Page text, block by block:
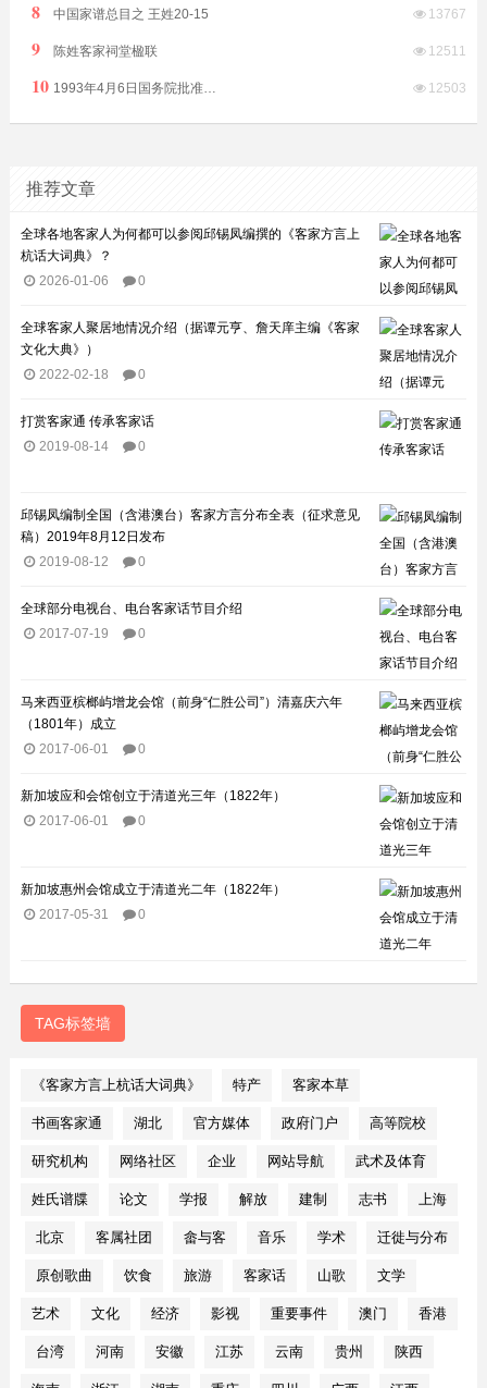
8 中国家谱总目之 王姓20-15 13767
9 陈姓客家祠堂楹联 12511
10 1993年4月6日国务院批准普宁撤县设市（县级）由揭阳市代管 12503
推荐文章
全球各地客家人为何都可以参阅邱锡凤编撰的《客家方言上
杭话大词典》？
2026-01-06
0
全球客家人聚居地情况介绍（据谭元亨、詹天庠主编《客家
文化大典》）
2022-02-18
0
打赏客家通 传承客家话
2019-08-14
0
邱锡凤编制全国（含港澳台）客家方言分布全表（征求意见
稿）2019年8月12日发布
2019-08-12
0
全球部分电视台、电台客家话节目介绍​
2017-07-19
0
马来西亚槟榔屿增龙会馆（前身“仁胜公司”）清嘉庆六年
（1801年）成立
2017-06-01
0
新加坡应和会馆创立于清道光三年（1822年）
2017-06-01
0
新加坡惠州会馆成立于清道光二年（1822年）
2017-05-31
0
TAG标签墙
《客家方言上杭话大词典》 特产 客家本草
书画客家通 湖北 官方媒体 政府门户 高等院校
研究机构 网络社区 企业 网站导航 武术及体育
姓氏谱牒 论文 学报 解放 建制 志书 上海
北京 客属社团 畲与客 音乐 学术 迁徙与分布
原创歌曲 饮食 旅游 客家话 山歌 文学
艺术 文化 经济 影视 重要事件 澳门 香港
台湾 河南 安徽 江苏 云南 贵州 陕西